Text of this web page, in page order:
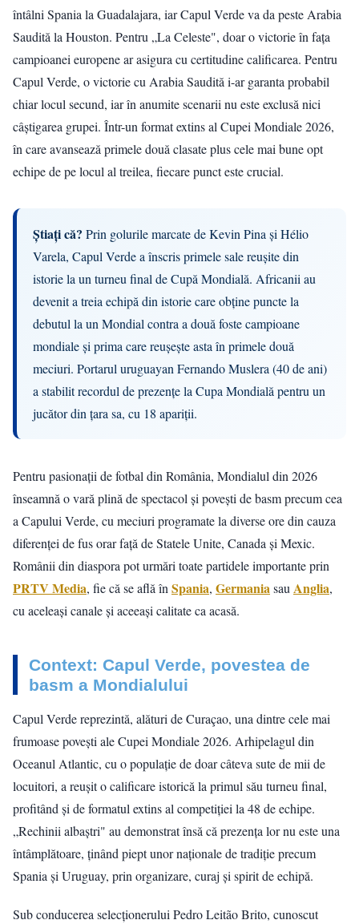
întâlni Spania la Guadalajara, iar Capul Verde va da peste Arabia
Saudită la Houston. Pentru „La Celeste", doar o victorie în fața
campioanei europene ar asigura cu certitudine calificarea. Pentru
Capul Verde, o victorie cu Arabia Saudită i-ar garanta probabil
chiar locul secund, iar în anumite scenarii nu este exclusă nici
câștigarea grupei. Într-un format extins al Cupei Mondiale 2026,
în care avansează primele două clasate plus cele mai bune opt
echipe de pe locul al treilea, fiecare punct este crucial.
Știați că? Prin golurile marcate de Kevin Pina și Hélio
Varela, Capul Verde a înscris primele sale reușite din
istorie la un turneu final de Cupă Mondială. Africanii au
devenit a treia echipă din istorie care obține puncte la
debutul la un Mondial contra a două foste campioane
mondiale și prima care reușește asta în primele două
meciuri. Portarul uruguayan Fernando Muslera (40 de ani)
a stabilit recordul de prezențe la Cupa Mondială pentru un
jucător din țara sa, cu 18 apariții.
Pentru pasionații de fotbal din România, Mondialul din 2026
înseamnă o vară plină de spectacol și povești de basm precum cea
a Capului Verde, cu meciuri programate la diverse ore din cauza
diferenței de fus orar față de Statele Unite, Canada și Mexic.
Românii din diaspora pot urmări toate partidele importante prin
PRTV Media, fie că se află în Spania, Germaniasau Anglia,
cu aceleași canale și aceeași calitate ca acasă.
Context: Capul Verde, povestea de
basm a Mondialului
Capul Verde reprezintă, alături de Curaçao, una dintre cele mai
frumoase povești ale Cupei Mondiale 2026. Arhipelagul din
Oceanul Atlantic, cu o populație de doar câteva sute de mii de
locuitori, a reușit o calificare istorică la primul său turneu final,
profitând și de formatul extins al competiției la 48 de echipe.
„Rechinii albaștri" au demonstrat însă că prezența lor nu este una
întâmplătoare, ținând piept unor naționale de tradiție precum
Spania și Uruguay, prin organizare, curaj și spirit de echipă.
Sub conducerea selecționerului Pedro Leitão Brito, cunoscut